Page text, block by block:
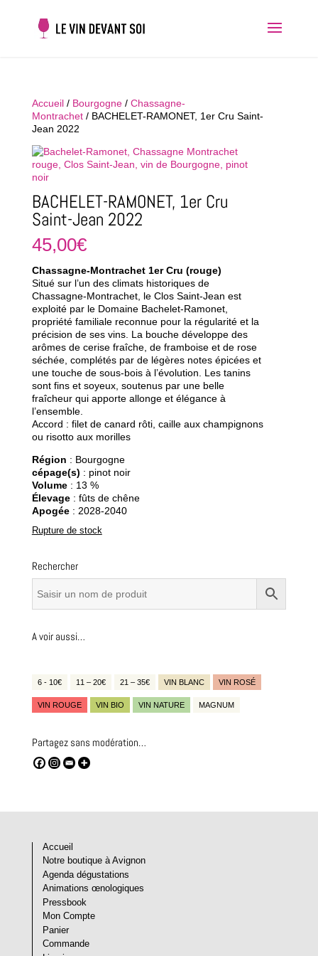
Accueil/ Bourgogne/ Chassagne-
Montrachet/ BACHELET-RAMONET, 1er Cru Saint-
Jean 2022
BACHELET-RAMONET, 1er Cru
Saint-Jean 2022
45,00€
Chassagne-Montrachet 1er Cru (rouge)
Situé sur l’un des climats historiques de
Chassagne-Montrachet, le Clos Saint-Jean est
exploité par le Domaine Bachelet-Ramonet,
propriété familiale reconnue pour la régularité et la
précision de ses vins. La bouche développe des
arômes de cerise fraîche, de framboise et de rose
séchée, complétés par de légères notes épicées et
une touche de sous-bois à l’évolution. Les tanins
sont fins et soyeux, soutenus par une belle
fraîcheur qui apporte allonge et élégance à
l’ensemble.
Accord : filet de canard rôti, caille aux champignons
ou risotto aux morilles
Région : Bourgogne
cépage(s) : pinot noir
Volume: 13 %
Élevage: fûts de chêne
Apogée: 2028-2040
Rupture de stock
Rechercher
A voir aussi…
6 - 10€ 11 – 20€ 21 – 35€ VIN BLANC VIN ROSÉ
VIN ROUGE VIN BIO VIN NATURE MAGNUM
Partagez sans modération…
Accueil
Notre boutique à Avignon
Agenda dégustations
Animations œnologiques
Pressbook
Mon Compte
Panier
Commande